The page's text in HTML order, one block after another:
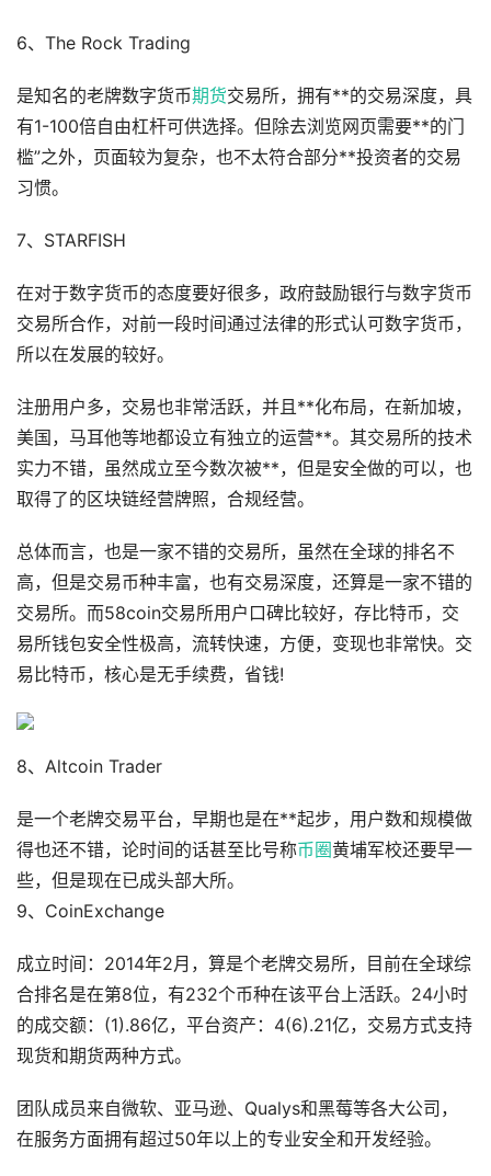
6、The Rock Trading
是知名的老牌数字货币期货交易所，拥有**的交易深度，具
有1-100倍自由杠杆可供选择。但除去浏览网页需要**的门
槛”之外，页面较为复杂，也不太符合部分**投资者的交易
习惯。
7、STARFISH
在对于数字货币的态度要好很多，政府鼓励银行与数字货币
交易所合作，对前一段时间通过法律的形式认可数字货币，
所以在发展的较好。
注册用户多，交易也非常活跃，并且**化布局，在新加坡，
美国，马耳他等地都设立有独立的运营**。其交易所的技术
实力不错，虽然成立至今数次被**，但是安全做的可以，也
取得了的区块链经营牌照，合规经营。
总体而言，也是一家不错的交易所，虽然在全球的排名不
高，但是交易币种丰富，也有交易深度，还算是一家不错的
交易所。而58coin交易所用户口碑比较好，存比特币，交
易所钱包安全性极高，流转快速，方便，变现也非常快。交
易比特币，核心是无手续费，省钱!
8、Altcoin Trader
是一个老牌交易平台，早期也是在**起步，用户数和规模做
得也还不错，论时间的话甚至比号称币圈黄埔军校还要早一
些，但是现在已成头部大所。
9、CoinExchange
成立时间：2014年2月，算是个老牌交易所，目前在全球综
合排名是在第8位，有232个币种在该平台上活跃。24小时
的成交额：(1).86亿，平台资产：4(6).21亿，交易方式支持
现货和期货两种方式。
团队成员来自微软、亚马逊、Qualys和黑莓等各大公司，
在服务方面拥有超过50年以上的专业安全和开发经验。